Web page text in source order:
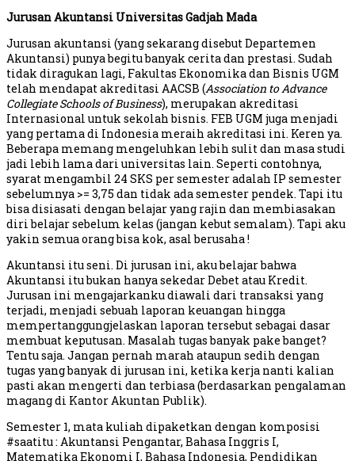
Jurusan Akuntansi Universitas Gadjah Mada
Jurusan akuntansi (yang sekarang disebut Departemen
Akuntansi) punya begitu banyak cerita dan prestasi. Sudah
tidak diragukan lagi, Fakultas Ekonomika dan Bisnis UGM
telah mendapat akreditasi AACSB (Association to Advance
Collegiate Schools of Business), merupakan akreditasi
Internasional untuk sekolah bisnis. FEB UGM juga menjadi
yang pertama di Indonesia meraih akreditasi ini. Keren ya.
Beberapa memang mengeluhkan lebih sulit dan masa studi
jadi lebih lama dari universitas lain. Seperti contohnya,
syarat mengambil 24 SKS per semester adalah IP semester
sebelumnya >= 3,75 dan tidak ada semester pendek. Tapi itu
bisa disiasati dengan belajar yang rajin dan membiasakan
diri belajar sebelum kelas (jangan kebut semalam). Tapi aku
yakin semua orang bisa kok, asal berusaha !
Akuntansi itu seni. Di jurusan ini, aku belajar bahwa
Akuntansi itu bukan hanya sekedar Debet atau Kredit.
Jurusan ini mengajarkanku diawali dari transaksi yang
terjadi, menjadi sebuah laporan keuangan hingga
mempertanggungjelaskan laporan tersebut sebagai dasar
membuat keputusan. Masalah tugas banyak pake banget?
Tentu saja. Jangan pernah marah ataupun sedih dengan
tugas yang banyak di jurusan ini, ketika kerja nanti kalian
pasti akan mengerti dan terbiasa (berdasarkan pengalaman
magang di Kantor Akuntan Publik).
Semester 1, mata kuliah dipaketkan dengan komposisi
#saatitu : Akuntansi Pengantar, Bahasa Inggris I,
Matematika Ekonomi I, Bahasa Indonesia, Pendidikan